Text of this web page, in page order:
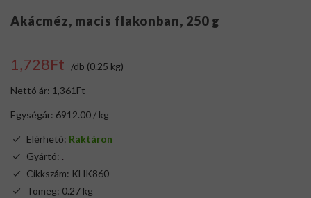
Akácméz, macis flakonban, 250 g
1,728Ft /db (0.25 kg)
Nettó ár: 1,361Ft
Egységár: 6912.00 / kg
Elérhető: Raktáron
Gyártó: .
Cikkszám: KHK860
Tömeg: 0.27 kg